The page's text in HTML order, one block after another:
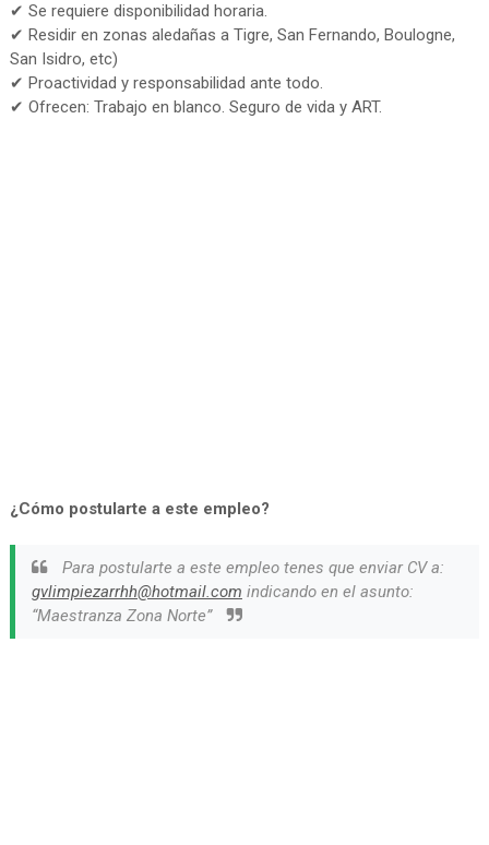
✔ Se requiere disponibilidad horaria.
✔ Residir en zonas aledañas a Tigre, San Fernando, Boulogne,
San Isidro, etc)
✔ Proactividad y responsabilidad ante todo.
✔ Ofrecen: Trabajo en blanco. Seguro de vida y ART.
¿Cómo postularte a este empleo?
Para postularte a este empleo tenes que enviar CV a:
gvlimpiezarrhh@hotmail.com indicando en el asunto:
“Maestranza Zona Norte”